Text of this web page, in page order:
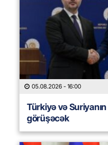
05.08.2026 - 16:00
Türkiyə və
görüşəcək